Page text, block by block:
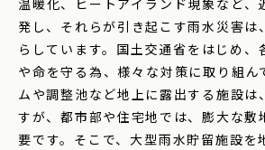
発し、それらが引き起こす雨水災害は
らしています。国土交通省をはじめ、
や命を守る為、様々な対策に取り組ん
ムや調整池など地上に露出する施設は
すが、都市部や住宅地では、膨大な敷
要です。そこで、大型雨水貯留施設を